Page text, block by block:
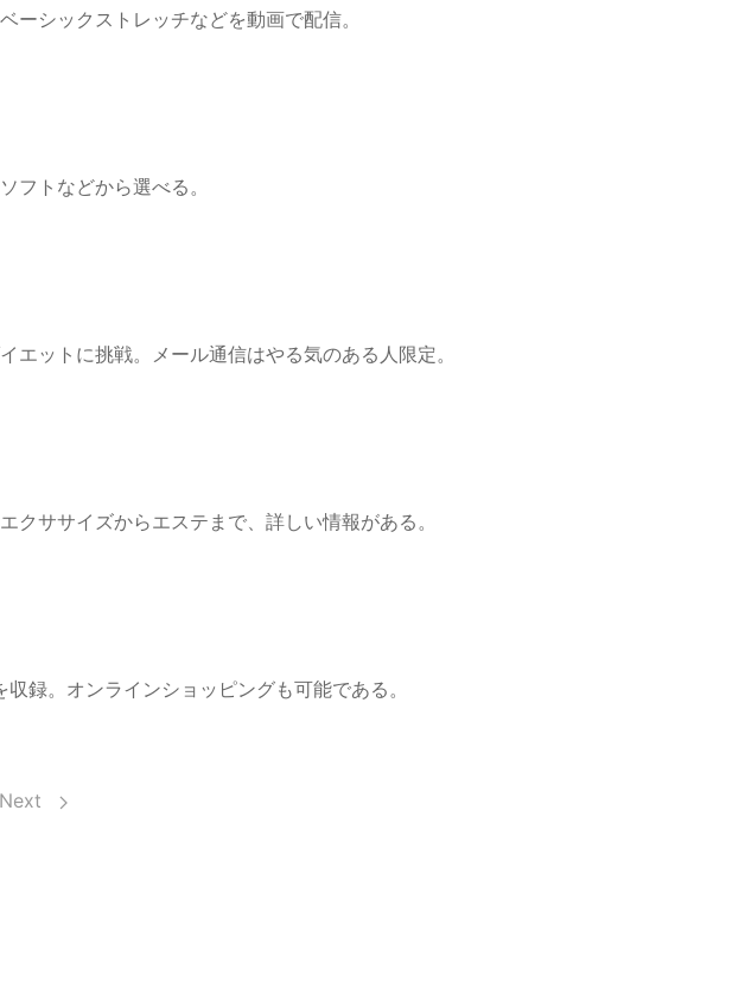
シックストレッチなどを動画で配信。
フトなどから選べる。
ットに挑戦。メール通信はやる気のある人限定。
エクササイズからエステまで、詳しい情報がある。
録。オンラインショッピングも可能である。
Next